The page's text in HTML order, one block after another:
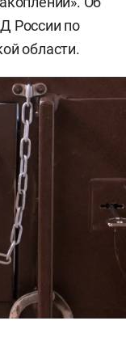
России по
области.